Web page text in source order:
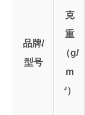
品牌/
型号
克
重
（g/
m
²）